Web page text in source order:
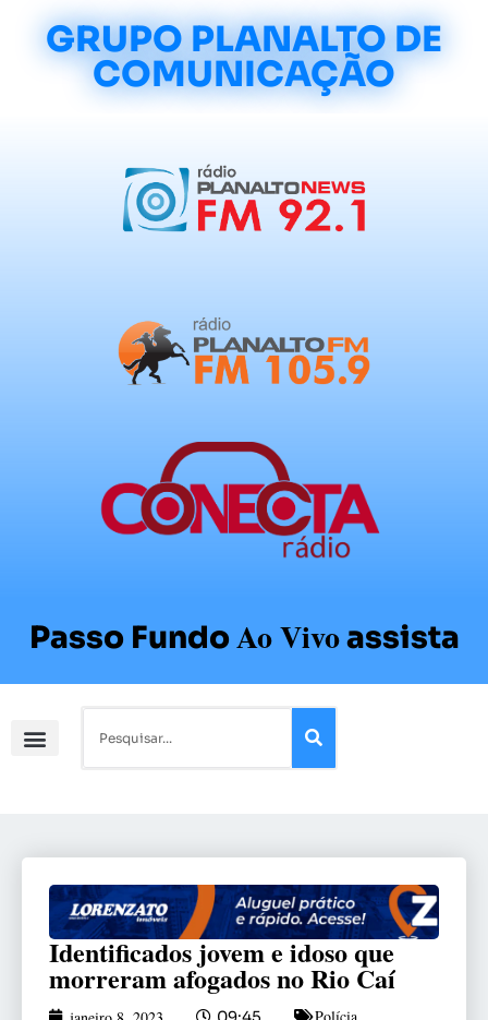
GRUPO PLANALTO DE
COMUNICAÇÃO
Passo FundoAo Vivoassista
Identificados jovem e idoso que
morreram afogados no Rio Caí